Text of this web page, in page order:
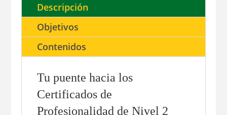
Descripción
Objetivos
Contenidos
Tu puente hacia los
Certificados de
Profesionalidad de Nivel 2